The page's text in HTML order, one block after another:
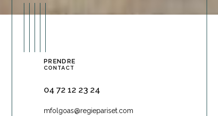
PRENDRE
CONTACT
04 72 12 23 24
mfolgoas@regiepariset.com